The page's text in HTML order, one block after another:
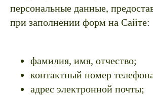
персональные данные,
при заполнении форм на Сайте:
фамилия, имя, отчество;
контактный номер
адрес электронной почты;